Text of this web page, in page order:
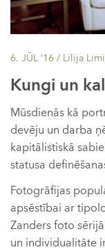
6. JŪL ’16 / Lilija
Kungi un
Mūsdienās kā
devēju un darba
kapitālistiskā
statusa
Fotogrāfijas
apsēstībai ar
Zanders foto
un individualitāte